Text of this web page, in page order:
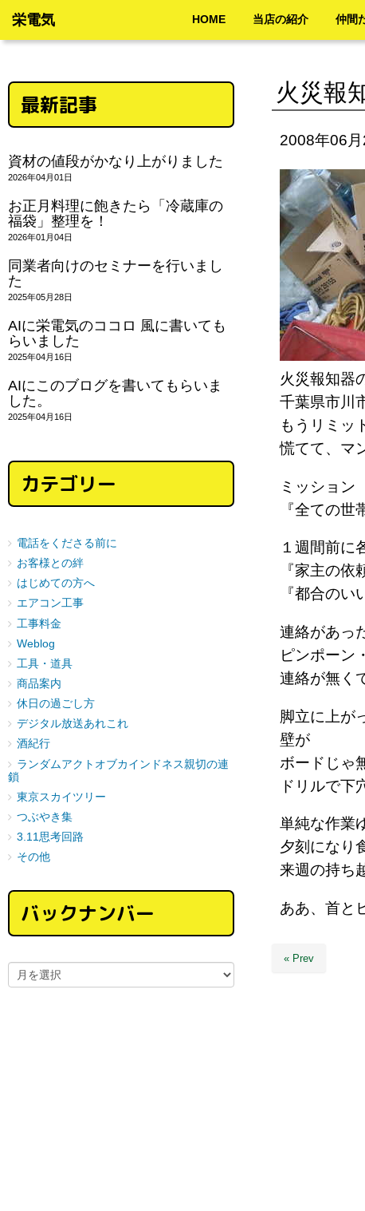
栄電気 HOME 当店の紹介 仲間
火災報
2008年06月
火災報知器
千葉県市川
もうリミッ
慌てて、マ
ミッション
『全ての世
１週間前に
『家主の依
『都合のい
連絡があっ
ピンポーン
連絡が無く
脚立に上が
壁が
ボードじゃ
ドリルで下
単純な作業
夕刻になり
来週の持ち
ああ、首と
« Prev
最新記事
資材の値段がかなり上がりました
2026年04月01日
お正月料理に飽きたら「冷蔵庫の
福袋」整理を！
2026年01月04日
同業者向けのセミナーを行いまし
た
2025年05月28日
AIに栄電気のココロ 風に書いても
らいました
2025年04月16日
AIにこのブログを書いてもらいま
した。
2025年04月16日
カテゴリー
電話をくださる前に
お客様との絆
はじめての方へ
エアコン工事
工事料金
Weblog
工具・道具
商品案内
休日の過ごし方
デジタル放送あれこれ
酒紀行
ランダムアクトオブカインドネス親切の連
鎖
東京スカイツリー
つぶやき集
3.11思考回路
その他
バックナンバー